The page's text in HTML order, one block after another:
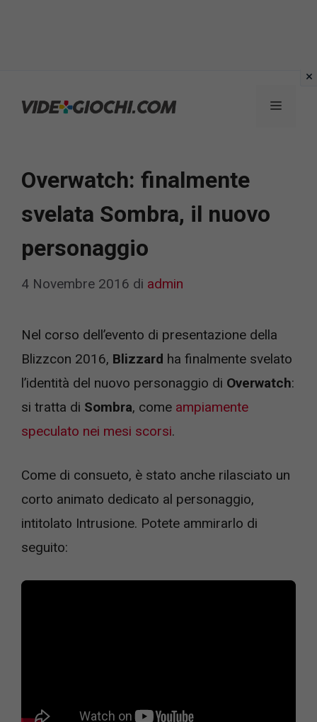
Menu
Overwatch: finalmente
svelata Sombra, il nuovo
personaggio
4 Novembre 2016 di admin
Nel corso dell’evento di presentazione della
Blizzcon 2016, Blizzard ha finalmente svelato
l’identità del nuovo personaggio di Overwatch:
si tratta di Sombra, come ampiamente
speculato nei mesi scorsi.
Come di consueto, è stato anche rilasciato un
corto animato dedicato al personaggio,
intitolato Intrusione. Potete ammirarlo di
seguito: